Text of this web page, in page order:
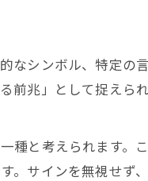
なシンボル、特定の
前兆」として捉えら
種と考えられます。
。サインを無視せず